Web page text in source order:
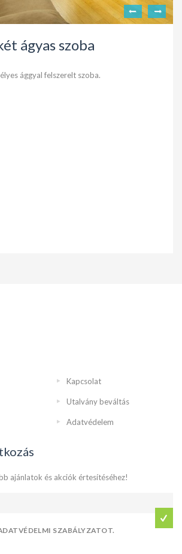
ágyas szoba
ággyal felszerelt szoba.
Kapcsolat
Utalvány beváltás
Adatvédelem
ajánlatok és akciók értesítéséhez!
SZABÁLYZATOT.